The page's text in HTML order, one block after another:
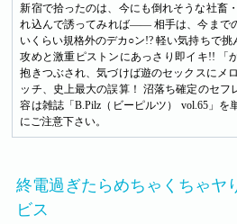
新宿で拾ったのは、今にも倒れそうな社畜
れ込んで誘ってみれば―― 相手は、今まで
いくらい規格外のデカ○ン!? 軽い気持ちで
攻めと激重ピストンにあっさり即イキ!! 「
抱きつぶされ、気づけば遊のセックスに
ッチ、史上最大の誤算！ 沼落ち確定のセ
容は雑誌「B.Pilz（ビーピルツ） vol.65」を
にご注意下さい。
終電過ぎたらめちゃくちゃヤ
ビス